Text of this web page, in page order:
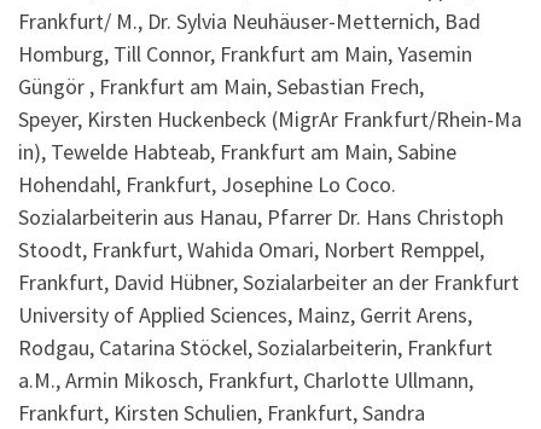
Frankfurt/ M., Dr. Sylvia Neuhäuser-Metternich, Bad
Homburg, Till Connor, Frankfurt am Main, Yasemin
Güngör , Frankfurt am Main, Sebastian Frech,
Speyer, Kirsten Huckenbeck (MigrAr Frankfurt/⁠Rhein-⁠Ma
in), Tewelde Habteab, Frankfurt am Main, Sabine
Hohendahl, Frankfurt, Josephine Lo Coco.
Sozialarbeiterin aus Hanau, Pfarrer Dr. Hans Christoph
Stoodt, Frankfurt, Wahida Omari, Norbert Remppel,
Frankfurt, David Hübner, Sozialarbeiter an der Frankfurt
University of Applied Sciences, Mainz, Gerrit Arens,
Rodgau, Catarina Stöckel, Sozialarbeiterin, Frankfurt
a.M., Armin Mikosch, Frankfurt, Charlotte Ullmann,
Frankfurt, Kirsten Schulien, Frankfurt, Sandra